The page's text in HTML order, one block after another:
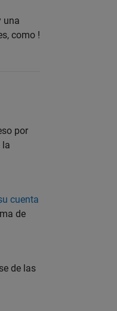
una
como !
por
la
cuenta
de
de las